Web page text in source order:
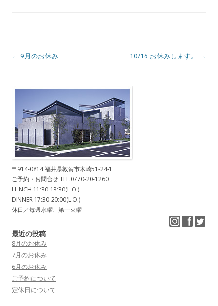
Post navigation
← 9月のお休み 10/16 お休みします。 →
〒914-0814 福井県敦賀市木崎51-24-1
ご予約・お問合せ TEL.0770-20-1260
LUNCH 11:30-13:30(L.O.)
DINNER 17:30-20:00(L.O.)
休日／毎週水曜、第一火曜
最近の投稿
8月のお休み
7月のお休み
6月のお休み
ご予約について
定休日について